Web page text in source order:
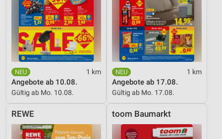
1 km
Angebote ab 10.08.
Gültig ab Mo. 10.08.
1 km
Angebote ab 17.08.
Gültig ab Mo. 17.08.
REWE toom Baumarkt